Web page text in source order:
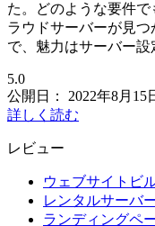
た。どのような要件
ラウドサーバーが見つ
で、魅力はサーバー設
5.0
公開日：
2022年8月15
詳しく読む
レビュー
ウェブサイトビ
レンタルサーバ
ランディングペ